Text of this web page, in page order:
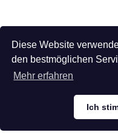
Diese Website
den bestmöglichen
Mehr erfahren
Ich